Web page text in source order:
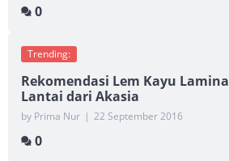
0
Trending:
Rekomendasi Lem Kayu
Lantai dari Akasia
by Prima Nur | 22 September 2016
0